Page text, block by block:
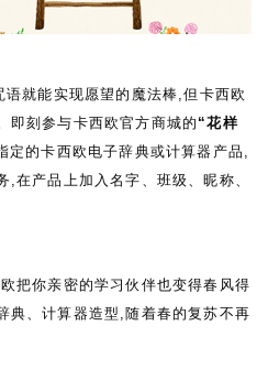
就能实现愿望的魔法棒,但卡西欧
即刻参与卡西欧官方商城的 “花样
定的卡西欧电子辞典或计算器产品
在产品上加入名字、班级、昵称、
把你亲密的学习伙伴也变得春风得
典、计算器造型,随着春的复苏不再